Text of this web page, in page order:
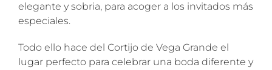
elegante y sobria, para acoger a los invitados más
especiales.
Todo ello hace del Cortijo de Vega Grande el
lugar perfecto para celebrar una boda diferente y